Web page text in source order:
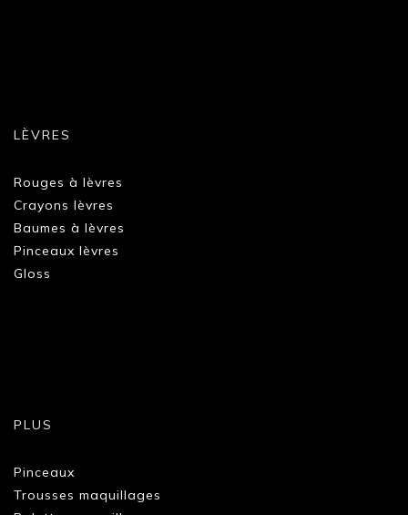
LÈVRES
Rouges à lèvres
Crayons lèvres
Baumes à lèvres
Pinceaux lèvres
Gloss
PLUS
Pinceaux
Trousses maquillages